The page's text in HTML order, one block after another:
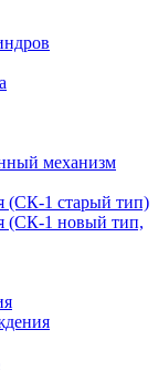
механизм
(СК-1 старый тип)
(СК-1 новый тип,